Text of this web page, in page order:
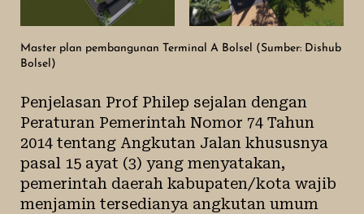
Master plan pembangunan Terminal A Bolsel (Sumber: Dishub
Bolsel)
Penjelasan Prof Philep sejalan dengan
Peraturan Pemerintah Nomor 74 Tahun
2014 tentang Angkutan Jalan khususnya
pasal 15 ayat (3) yang menyatakan,
pemerintah daerah kabupaten/kota wajib
menjamin tersedianya angkutan umum